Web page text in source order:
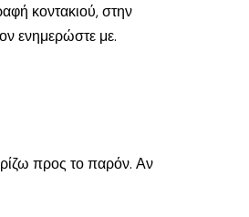
κοντακιού, στην
ενημερώστε με.
προς το παρόν. Αν